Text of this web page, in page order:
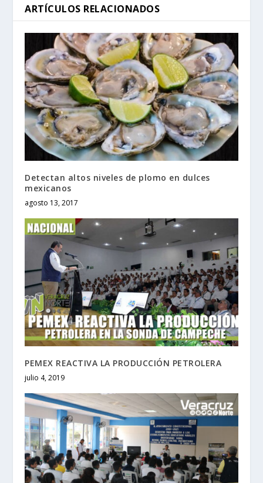
ARTÍCULOS RELACIONADOS
Detectan altos niveles de plomo en dulces
mexicanos
agosto 13, 2017
PEMEX REACTIVA LA PRODUCCIÓN PETROLERA
julio 4, 2019